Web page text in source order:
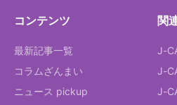
コンテンツ
最新記事一覧
コラムざんまい
ニュース pickup
関
J-
J-
J-